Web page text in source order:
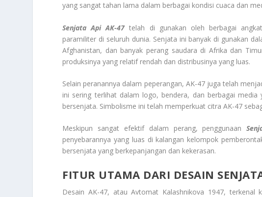
yang sangat tahan lama dalam berbagai kondisi cuaca dan
Senjata Api AK-47telah di gunakan oleh berbagai
paramiliter di seluruh dunia. Senjata ini banyak di gunakan
Afghanistan, dan banyak perang saudara di Afrika dan
produksinya yang relatif rendah dan distribusinya yang luas.
Selain peranannya dalam peperangan, AK-47 juga telah
ini sering terlihat dalam logo, bendera, dan berbagai
bersenjata. Simbolisme ini telah memperkuat citra AK-47
Meskipun sangat efektif dalam perang, penggunaan
penyebarannya yang luas di kalangan kelompok
bersenjata yang berkepanjangan dan kekerasan.
FITUR UTAMA DARI DESAIN
Desain AK-47, atau Avtomat Kalashnikova 1947, terkenal